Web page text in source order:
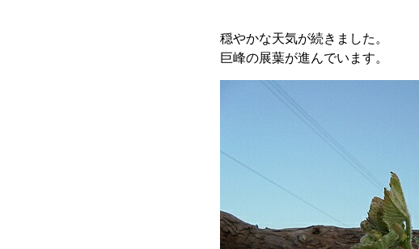
穏やかな天気が続きました。
巨峰の展葉が進んでいます。